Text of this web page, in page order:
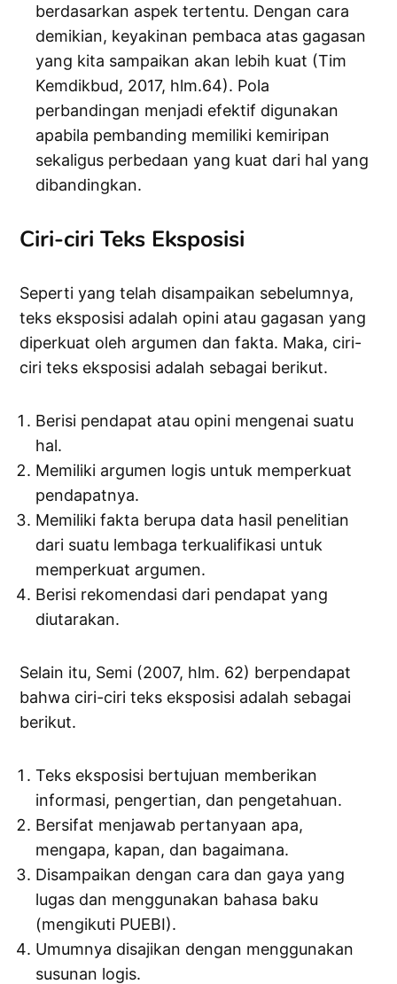
berdasarkan aspek tertentu. Dengan cara
demikian, keyakinan pembaca atas gagasan
yang kita sampaikan akan lebih kuat (Tim
Kemdikbud, 2017, hlm.64). Pola
perbandingan menjadi efektif digunakan
apabila pembanding memiliki kemiripan
sekaligus perbedaan yang kuat dari hal yang
dibandingkan.
Ciri-ciri Teks Eksposisi
Seperti yang telah disampaikan sebelumnya,
teks eksposisi adalah opini atau gagasan yang
diperkuat oleh argumen dan fakta. Maka, ciri-
ciri teks eksposisi adalah sebagai berikut.
Berisi pendapat atau opini mengenai suatu
hal.
Memiliki argumen logis untuk memperkuat
pendapatnya.
Memiliki fakta berupa data hasil penelitian
dari suatu lembaga terkualifikasi untuk
memperkuat argumen.
Berisi rekomendasi dari pendapat yang
diutarakan.
Selain itu, Semi (2007, hlm. 62) berpendapat
bahwa ciri-ciri teks eksposisi adalah sebagai
berikut.
Teks eksposisi bertujuan memberikan
informasi, pengertian, dan pengetahuan.
Bersifat menjawab pertanyaan apa,
mengapa, kapan, dan bagaimana.
Disampaikan dengan cara dan gaya yang
lugas dan menggunakan bahasa baku
(mengikuti PUEBI).
Umumnya disajikan dengan menggunakan
susunan logis.